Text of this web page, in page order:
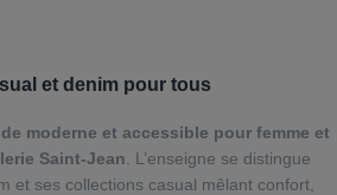
et denim pour tous
moderne et accessible pour femme et
Saint‑Jean . L’enseigne se distingue
et ses collections casual mêlant confort,